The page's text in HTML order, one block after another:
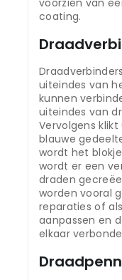
coating.
uiteindes van
kunnen
uiteindes van
Vervolgens
blauwe
wordt het
wordt er een
draden
worden vooral
reparaties of
aanpassen en
elkaar